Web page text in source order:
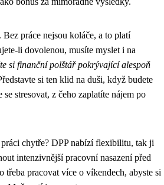
Bez práce nejsou koláče, a to platí
li dovolenou, musíte myslet i na
si finanční polštář pokrývající alespoň
si ten klid na duši, když budete
se stresovat, z čeho zaplatíte nájem po
chytře? DPP nabízí flexibilitu, tak ji
intenzivnější pracovní nasazení před
třeba pracovat více o víkendech, abyste si